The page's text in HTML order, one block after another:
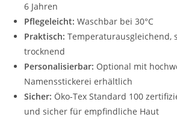
6 Jahren
Pflegeleicht: Waschbar bei 30°C
Praktisch: Temperaturausgleichend,
trocknend
Personalisierbar: Optional mit
Namensstickerei erhältlich
Sicher: Öko-Tex Standard 100
und sicher für empfindliche Haut